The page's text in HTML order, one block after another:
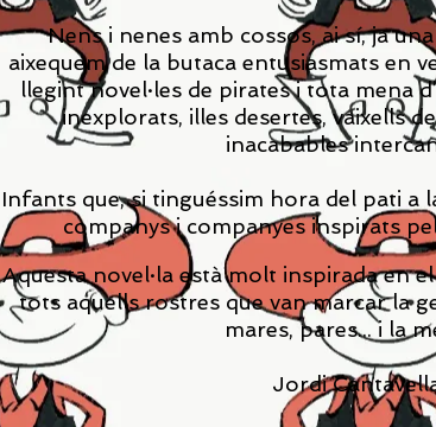
Nens i nenes amb cossos, ai sí, ja
aixequem de la butaca entusiasmats en
llegint novel·les de pirates i tota mena
inexplorats, illes desertes, vaixells
inacabables
Infants que, si tinguéssim hora del pati a
companys i companyes inspirats
Aquesta novel·la està molt inspirada en
tots aquells rostres que van marcar la
mares, pares... i la
Jordi